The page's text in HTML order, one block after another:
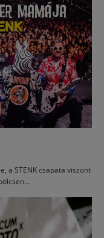
a STENK csapata viszont